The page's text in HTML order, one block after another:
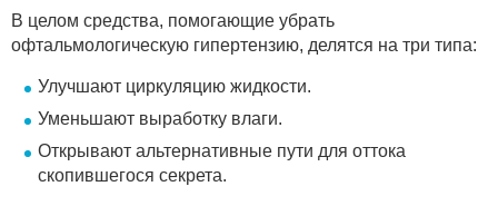
В целом средства, помогающие убрать
офтальмологическую гипертензию, делятся на три типа:
Улучшают циркуляцию жидкости.
Уменьшают выработку влаги.
Открывают альтернативные пути для оттока
скопившегося секрета.